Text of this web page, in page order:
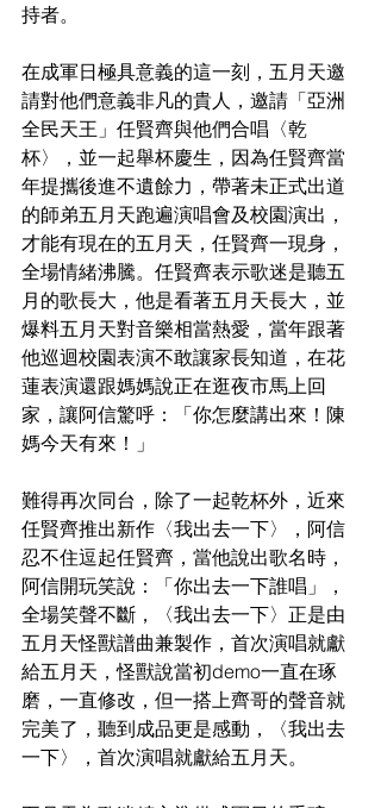
持者。
在成軍日極具意義的這一刻，五月天邀
請對他們意義非凡的貴人，邀請「亞洲
全民天王」任賢齊與他們合唱〈乾
杯〉，並一起舉杯慶生，因為任賢齊當
年提攜後進不遺餘力，帶著未正式出道
的師弟五月天跑遍演唱會及校園演出，
才能有現在的五月天，任賢齊一現身，
全場情緒沸騰。任賢齊表示歌迷是聽五
月的歌長大，他是看著五月天長大，並
爆料五月天對音樂相當熱愛，當年跟著
他巡迴校園表演不敢讓家長知道，在花
蓮表演還跟媽媽說正在逛夜市馬上回
家，讓阿信驚呼：「你怎麼講出來！陳
媽今天有來！」
難得再次同台，除了一起乾杯外，近來
任賢齊推出新作〈我出去一下〉，阿信
忍不住逗起任賢齊，當他說出歌名時，
阿信開玩笑說：「你出去一下誰唱」，
全場笑聲不斷，〈我出去一下〉正是由
五月天怪獸譜曲兼製作，首次演唱就獻
給五月天，怪獸說當初demo一直在琢
磨，一直修改，但一搭上齊哥的聲音就
完美了，聽到成品更是感動，〈我出去
一下〉，首次演唱就獻給五月天。